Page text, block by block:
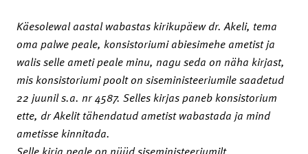
Käesolewal aastal wabastas kirikupäew dr. Akeli, tema
oma palwe peale, konsistoriumi abiesimehe ametist ja
walis selle ameti peale minu, nagu seda on näha kirjast,
mis konsistoriumi poolt on siseministeeriumile saadetud
22 juunil s.a. nr 4587. Selles kirjas paneb konsistorium
ette, dr Akelit tähendatud ametist wabastada ja mind
ametisse kinnitada.